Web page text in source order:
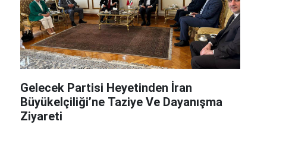
Gelecek Partisi Heyetinden İran
Büyükelçiliği’ne Taziye Ve Dayanışma
Ziyareti